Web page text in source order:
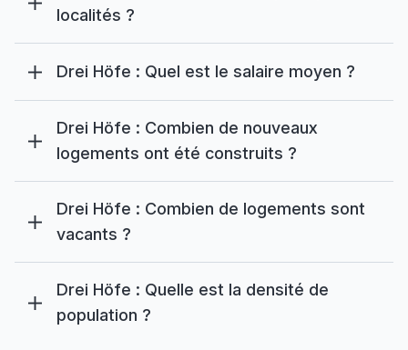
localités ?
Drei Höfe : Quel est le salaire moyen ?
Drei Höfe : Combien de nouveaux
logements ont été construits ?
Drei Höfe : Combien de logements sont
vacants ?
Drei Höfe : Quelle est la densité de
population ?